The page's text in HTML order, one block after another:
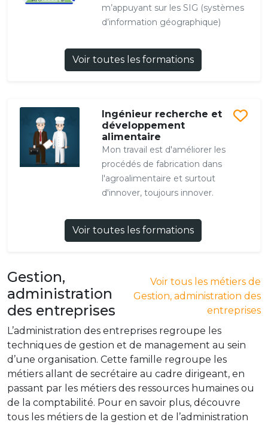
m’appuyant sur les SIG (systèmes
d’information géographique)
Voir toutes les formations
Ingénieur recherche et
développement
alimentaire
Mon travail est d'améliorer les
procédés de fabrication dans
l'agroalimentaire et surtout
d'innover, toujours innover.
Voir toutes les formations
Gestion,
administration
des entreprises
Voir tous les métiers de
Gestion, administration des
entreprises
L’administration des entreprises regroupe les
techniques de gestion et de management au sein
d’une organisation. Cette famille regroupe les
métiers allant de secrétaire au cadre dirigeant, en
passant par les métiers des ressources humaines ou
de la comptabilité. Pour en savoir plus, découvre
tous les métiers de la gestion et de l’administration